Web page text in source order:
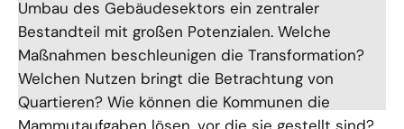
Umbau des Gebäudesektors ein zentraler
Bestandteil mit großen Potenzialen. Welche
Maßnahmen beschleunigen die Transformation?
Welchen Nutzen bringt die Betrachtung von
Quartieren? Wie können die Kommunen die
Mammutaufgaben lösen, vor die sie gestellt sind?